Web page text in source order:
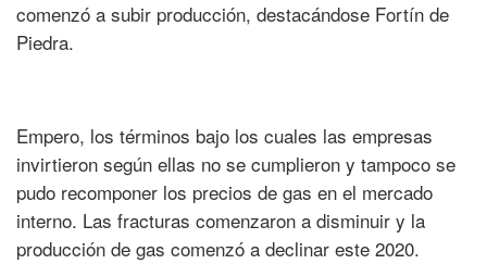
comenzó a subir producción, destacándose Fortín de
Piedra.
Empero, los términos bajo los cuales las empresas
invirtieron según ellas no se cumplieron y tampoco se
pudo recomponer los precios de gas en el mercado
interno. Las fracturas comenzaron a disminuir y la
producción de gas comenzó a declinar este 2020.